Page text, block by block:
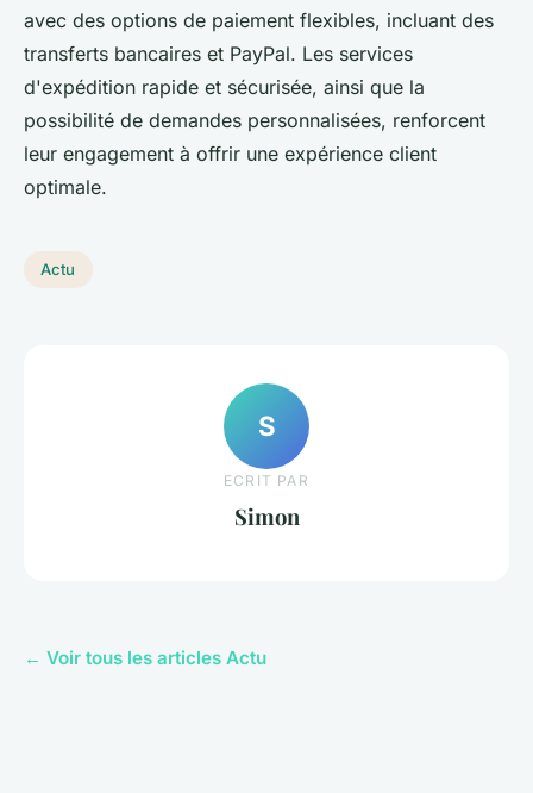
avec des options de paiement flexibles, incluant des
transferts bancaires et PayPal. Les services
d'expédition rapide et sécurisée, ainsi que la
possibilité de demandes personnalisées, renforcent
leur engagement à offrir une expérience client
optimale.
Actu
S
ECRIT PAR
Simon
← Voir tous les articles Actu